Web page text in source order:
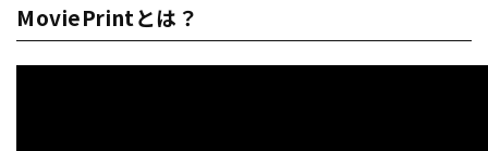
MoviePrintとは？